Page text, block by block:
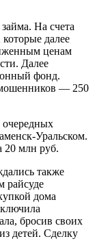
На счета
далее
ценам
Далее
фонд.
— 250
очередных
Уральском.
20 млн руб.
также
райсуде
дома
бросив своих
детей. Сделку